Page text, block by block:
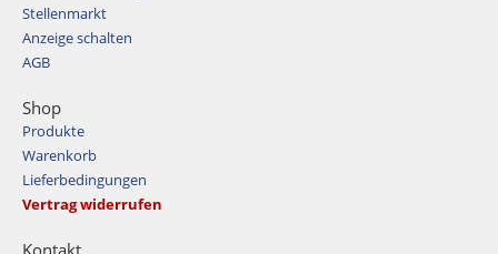
Stellenmarkt
Anzeige schalten
AGB
Shop
Produkte
Warenkorb
Lieferbedingungen
Vertrag widerrufen
Kontakt